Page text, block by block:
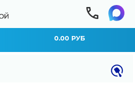
0.00 РУБ